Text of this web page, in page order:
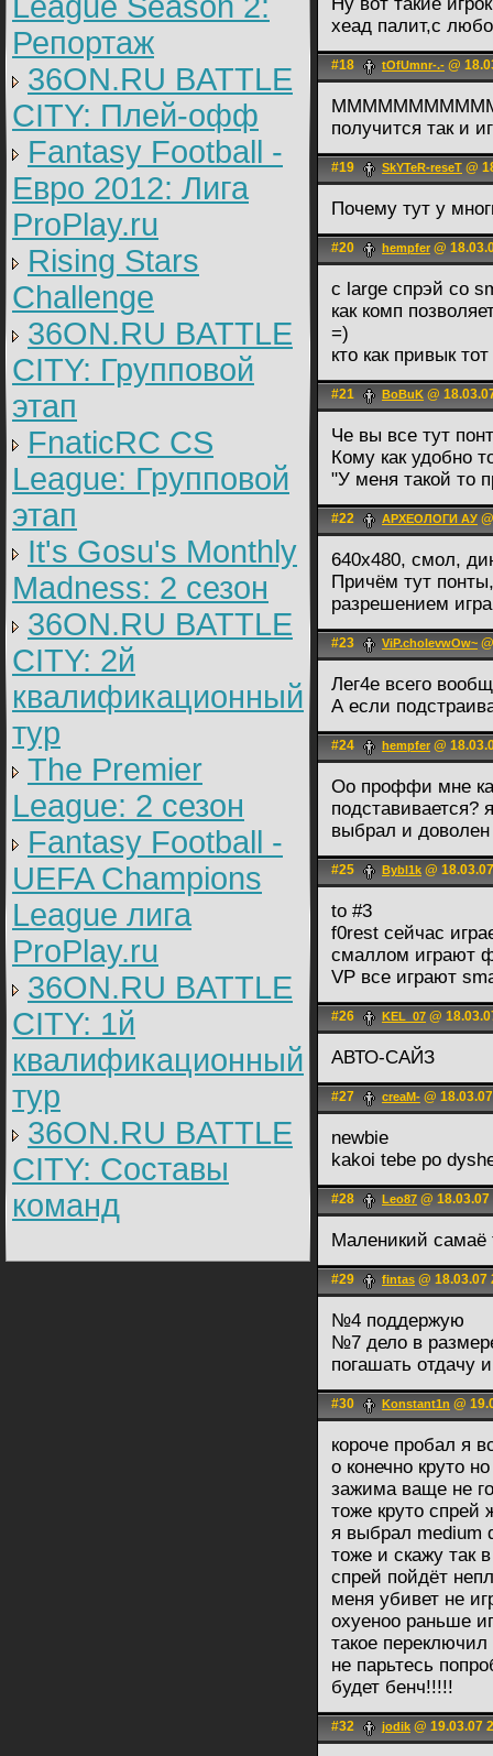
Репортаж
36ON.RU BATTLE
CITY: Плей-офф
Fantasy Football -
Евро 2012: Лига
ProPlay.ru
Rising Stars
Challenge
36ON.RU BATTLE
CITY: Групповой
этап
FnaticRC CS
League: Групповой
этап
It's Gosu's Monthly
Madness: 2 сезон
36ON.RU BATTLE
CITY: 2й
квалификационный
тур
The Premier
League: 2 cезон
Fantasy Football -
UEFA Champions
League лига
ProPlay.ru
36ON.RU BATTLE
CITY: 1й
квалификационный
тур
36ON.RU BATTLE
CITY: Составы
команд
хеад палит,с
#18 tOfUmnr-.- @
получится так и
#19 SkYTeR-reseT @
Почему тут у
#20 hempfer @
с large спрэй со
как комп
=)
кто как привык
#21 BoBuK @
Че вы все тут
Кому как удобно
"У меня такой то
#22 АРХЕОЛОГИ АУ
640х480, смол,
Причём тут
разрешением
#23 ViP.cholevwOw~
Лег4е всего
А если
#24 hempfer @
Оо проффи мне
подставивается?
выбрал и
#25 Bybl1k @
to #3
f0rest сейчас
смаллом играют
VP все играют
#26 KEL_07 @
АВТО-САЙЗ
#27 creaM- @
newbie
kakoi tebe po
#28 Leo87 @
Маленикий самаё
#29 fintas @ 18.03.07
№4 поддержую
№7 дело в
погашать отдачу
#30 Konstant1n @
короче пробал я
о конечно круто
зажима ваще не
тоже круто спрей
я выбрал medium
тоже и скажу так
спрей пойдёт
меня убивет не
охуеноо раньше
такое
не парьтесь
будет бенч!!!!!
#32 jodik @ 19.03.07